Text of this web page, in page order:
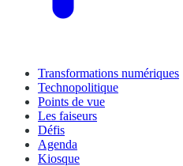
Transformations numériques
Technopolitique
Points de vue
Les faiseurs
Défis
Agenda
Kiosque